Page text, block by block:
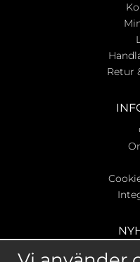
Retur
Ta del av våra